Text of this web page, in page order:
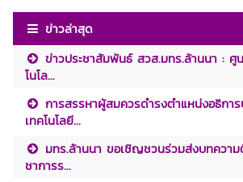
ข่าวล่าสุด
ข่าวประชาสัมพันธ์ สวส.มทร.ล้านนา : ศู
โนโล...
การสรรหาผู้สมควรดำรงตำแหน่งอธิกา
เทคโนโลยี...
มทร.ล้านนา ขอเชิญชวนร่วมส่งบทควา
ชาการร...